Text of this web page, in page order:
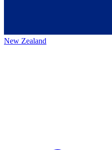
New Zealand